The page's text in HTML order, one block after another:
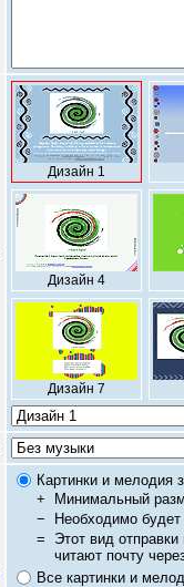
Дизайн 1
Дизайн 4
Дизайн 7
Картинки и мелодия
+
Минимальный
−
Необходимо будет
= Этот вид
читают почту
Все картинки и